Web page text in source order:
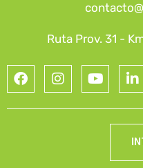
Ruta Prov. 31 -